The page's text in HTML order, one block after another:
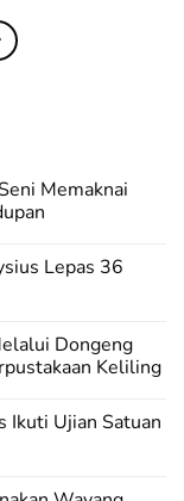
Memaknai
Lepas 36
Dongeng
Keliling
Ikuti Ujian Satuan